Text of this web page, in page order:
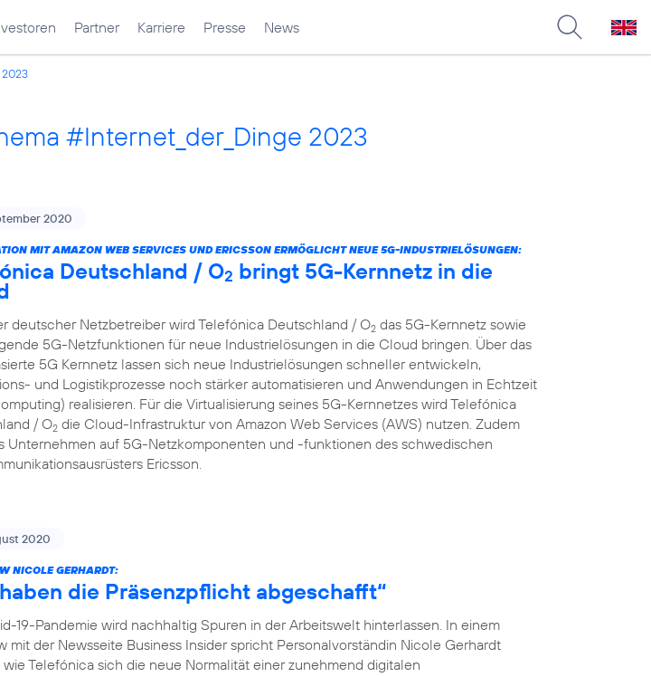
Partner Karriere Presse News
#Internet_der_Dinge 2023
2020
MIT AMAZON WEB SERVICES UND ERICSSON ERMÖGLICHT NEUE 5G-INDUSTRIELÖSUNGEN:
Deutschland / O2 bringt 5G-Kernnetz in die
deutscher Netzbetreiber wird Telefónica Deutschland / O2 das 5G-Kernnetz sowie
5G-Netzfunktionen für neue Industrielösungen in die Cloud bringen. Über das
5G Kernnetz lassen sich neue Industrielösungen schneller entwickeln,
und Logistikprozesse noch stärker automatisieren und Anwendungen in Echtzeit
realisieren. Für die Virtualisierung seines 5G-Kernnetzes wird Telefónica
/ O2 die Cloud-Infrastruktur von Amazon Web Services (AWS) nutzen. Zudem
Unternehmen auf 5G-Netzkomponenten und -funktionen des schwedischen
Ericsson.
2020
NICOLE GERHARDT:
die Präsenzpflicht abgeschafft“
19-Pandemie wird nachhaltig Spuren in der Arbeitswelt hinterlassen. In einem
mit der Newsseite Business Insider spricht Personalvorständin Nicole Gerhardt
wie Telefónica sich die neue Normalität einer zunehmend digitalen